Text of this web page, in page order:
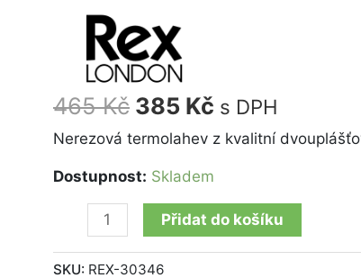
465Kč
cena
byla:
465 Kč.
385 Kč s DPH
Nerezová termolahev z kvalitní
Dostupnost: Skladem
London
Rubber
orange
množství
Přidat do košíku
SKU: REX-30346